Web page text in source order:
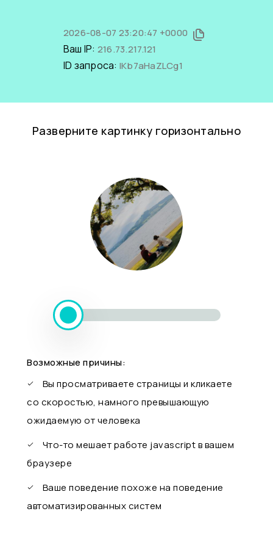
2026-08-07 23:20:47 +0000
Ваш IP: 216.73.217.121
ID запроса: lKb7aHaZLCg1
Разверните картинку горизонтально
Возможные причины:
Вы просматриваете страницы и кликаете
со скоростью, намного превышающую
ожидаемую от человека
Что-то мешает работе javascript в вашем
браузере
Ваше поведение похоже на поведение
автоматизированных систем